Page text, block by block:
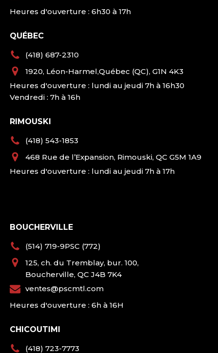
Heures d'ouverture : 6h30 à 17h
QUÉBEC
(418) 687-2310
1920, Léon-Harmel,Québec (QC), G1N 4K3
Heures d'ouverture : lundi au jeudi 7h à 16h30
Vendredi : 7h à 16h
RIMOUSKI
(418) 543-1853
468 Rue de l’Expansion, Rimouski, QC G5M 1A9
Heures d'ouverture : lundi au jeudi 7h à 17h
BOUCHERVILLE
(514) 719-9PSC (772)
125, ch. du Tremblay, bur. 100,
Boucherville, QC J4B 7K4
ventes@pscmtl.com
Heures d'ouverture : 6h à 16H
CHICOUTIMI
(418) 723-7773